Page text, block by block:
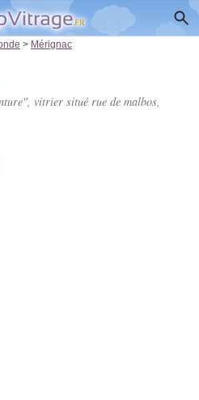
> Mérignac
vitrier situé rue de malbos,